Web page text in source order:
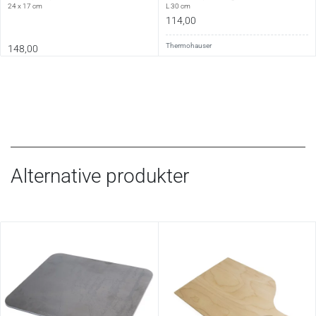
24 x 17 cm
148,00
L 30 cm
114,00
Thermohauser
Alternative produkter